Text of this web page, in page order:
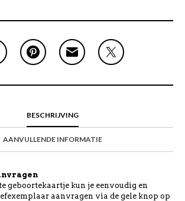
BESCHRIJVING
AANVULLENDE INFORMATIE
geboortekaartje kun je eenvoudig en
aanvragen via de gele knop op